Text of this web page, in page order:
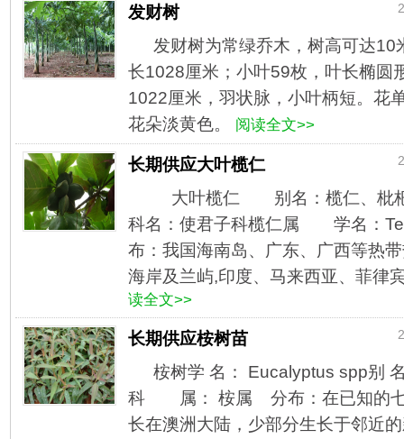
发财树
发财树为常绿乔木，树高可达
长1028厘米；小叶59枚，叶长椭圆
1022厘米，羽状脉，小叶柄短。花
花朵淡黄色。
阅读全文>>
长期供应大叶榄仁
大叶榄仁 别名：榄仁、枇
科名：使君子科榄仁属 学名：
布：我国海南岛、广东、广西等热
海岸及兰屿,印度、马来西亚、菲
读全文>>
长期供应桉树苗
桉树学 名： Eucalyptus spp
科 属： 桉属 分布：在已知的七
长在澳洲大陆，少部分生长于邻近